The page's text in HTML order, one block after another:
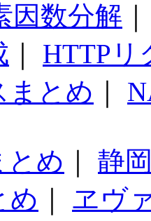
因数分解
HTTPリ
まとめ
とめ
静
め
ヱヴ